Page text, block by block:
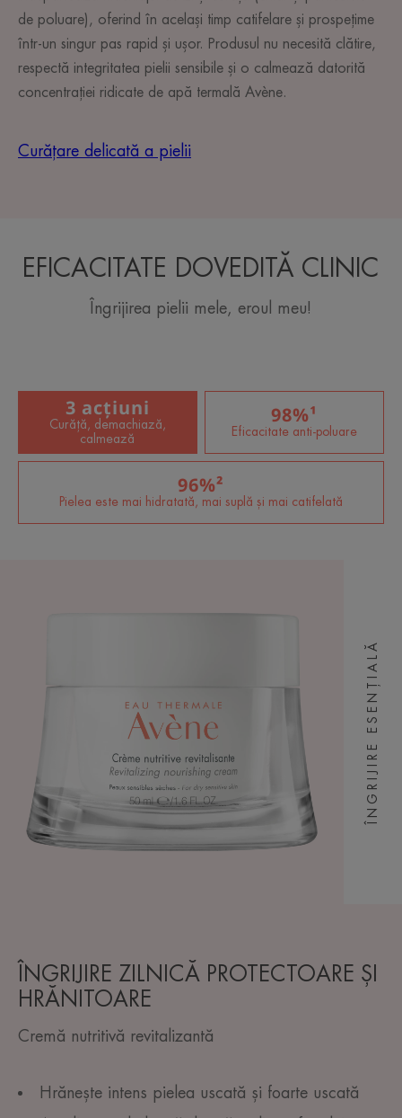
de poluare), oferind în același timp catifelare și prospețime
într-un singur pas rapid și ușor. Produsul nu necesită clătire,
respectă integritatea pielii sensibile și o calmează datorită
concentrației ridicate de apă termală Avène.
Curățare delicată a pielii
EFICACITATE DOVEDITĂ CLINIC
Îngrijirea pielii mele, eroul meu!
3 acțiuni
Curăță, demachiază,
calmează
98%¹
Eficacitate anti-poluare
96%²
Pielea este mai hidratată, mai suplă și mai catifelată
ÎNGRIJIRE ZILNICĂ PROTECTOARE ȘI
HRĂNITOARE
Cremă nutritivă revitalizantă
Hrănește intens pielea uscată și foarte uscată
ÎNGRIJIRE ESENȚIALĂ